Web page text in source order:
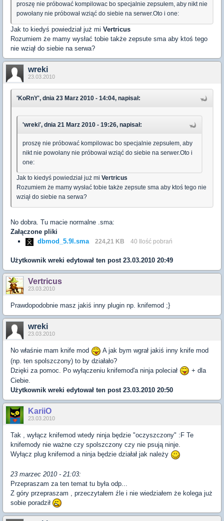
proszę nie próbować kompilowac bo specjalnie zepsułem, aby nikt nie
powołany nie próbował wziąć do siebie na serwer.Oto i one:
Jak to kiedyś powiedział już mi Vertricus
Rozumiem że mamy wysłać tobie także zepsute sma aby ktoś tego
nie wziął do siebie na serwa?
wreki
23.03.2010
'KoRnY', dnia 23 Marz 2010 - 14:04, napisał:
'wreki', dnia 21 Marz 2010 - 19:26, napisał:
proszę nie próbować kompilowac bo specjalnie zepsułem, aby
nikt nie powołany nie próbował wziąć do siebie na serwer.Oto i
one:
Jak to kiedyś powiedział już mi Vertricus
Rozumiem że mamy wysłać tobie także zepsute sma aby ktoś tego nie
wziął do siebie na serwa?
No dobra. Tu macie normalne .sma:
Załączone pliki
dbmod_5.9l.sma
224,21 KB 40 Ilość pobrań
Użytkownik wreki edytował ten post 23.03.2010 20:49
Vertricus
23.03.2010
Prawdopodobnie masz jakiś inny plugin np. knifemod ;}
wreki
23.03.2010
No właśnie mam knife mod
A jak bym wgrał jakiś inny knife mod
(np. ten spolszczony) to by działało?
Dzięki za pomoc. Po wyłączeniu knifemod'a ninja poleciał
+ dla
Ciebie.
Użytkownik wreki edytował ten post 23.03.2010 20:50
KariiO
23.03.2010
Tak , wyłącz knifemod wtedy ninja będzie "oczyszczony" :F Te
knifemody nie ważne czy spolszczony czy nie psują ninje.
Wyłącz plug knifemod a ninja będzie działał jak należy
23 marzec 2010 - 21:03:
Przepraszam za ten temat tu była odp...
Z góry przepraszam , przeczytałem źle i nie wiedziałem że kolega już
sobie poradził